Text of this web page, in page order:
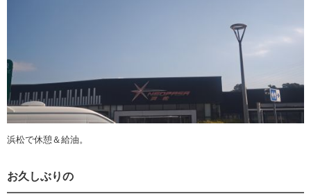
浜松で休憩＆給油。
お久しぶりの